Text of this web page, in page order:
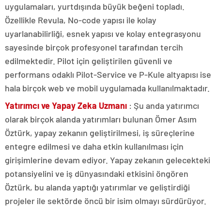
uygulamaları, yurtdışında büyük beğeni topladı.
Özellikle Revula, No-code yapısı ile kolay
uyarlanabilirliği, esnek yapısı ve kolay entegrasyonu
sayesinde birçok profesyonel tarafından tercih
edilmektedir. Pilot için geliştirilen güvenli ve
performans odaklı Pilot-Service ve P-Kule altyapısı ise
hala birçok web ve mobil uygulamada kullanılmaktadır.
Yatırımcı ve Yapay Zeka Uzmanı : Şu anda yatırımcı
olarak birçok alanda yatırımları bulunan Ömer Asım
Öztürk, yapay zekanın geliştirilmesi, iş süreçlerine
entegre edilmesi ve daha etkin kullanılması için
girişimlerine devam ediyor. Yapay zekanın gelecekteki
potansiyelini ve iş dünyasındaki etkisini öngören
Öztürk, bu alanda yaptığı yatırımlar ve geliştirdiği
projeler ile sektörde öncü bir isim olmayı sürdürüyor.